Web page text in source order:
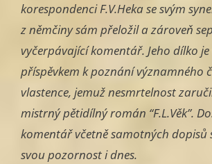
korespondenci F.V.Heka se svým
z němčiny sám přeložil a zároveň
vyčerpávající komentář. Jeho dílko
příspěvkem k poznání významného
vlastence, jemuž nesmrtelnost
mistrný pětidílný román “F.L.Věk”.
komentář včetně samotných dopisů
svou pozornost i dnes.